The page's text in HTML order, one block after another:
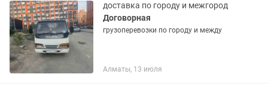
доставка по городу и межгород
Договорная
грузоперевозки по городу и между
Алматы, 13 июля